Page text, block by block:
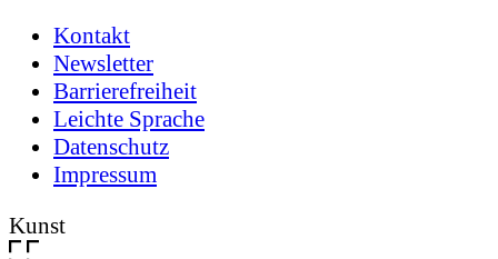
Kontakt
Newsletter
Barrierefreiheit
Leichte Sprache
Datenschutz
Impressum
Kunst